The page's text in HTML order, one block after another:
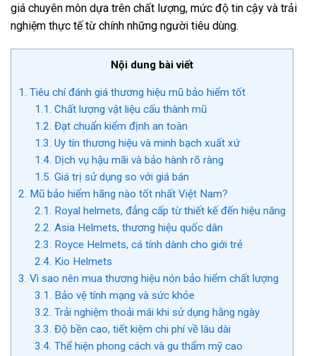
giá chuyên môn dựa trên chất lượng, mức độ tin cậy và trải
nghiệm thực tế từ chính những người tiêu dùng.
Nội dung bài viết
1. Tiêu chí đánh giá thương hiệu mũ bảo hiểm tốt
1.1. Chất lượng vật liệu cấu thành mũ
1.2. Đạt chuẩn kiểm định an toàn
1.3. Uy tín thương hiệu và minh bạch xuất xứ
1.4. Dịch vụ hậu mãi và bảo hành rõ ràng
1.5. Giá trị sử dụng so với giá bán
2. Mũ bảo hiểm hãng nào tốt nhất Việt Nam?
2.1. Royal helmets, đẳng cấp từ thiết kế đến hiệu năng
2.2. Asia Helmets, thương hiệu quốc dân
2.3. Royce Helmets, cá tính dành cho giới trẻ
2.4. Kio Helmets
3. Vì sao nên mua thương hiệu nón bảo hiểm chất lượng
3.1. Bảo vệ tính mạng và sức khỏe
3.2. Trải nghiệm thoải mái khi sử dụng hằng ngày
3.3. Độ bền cao, tiết kiệm chi phí về lâu dài
3.4. Thể hiện phong cách và gu thẩm mỹ cao